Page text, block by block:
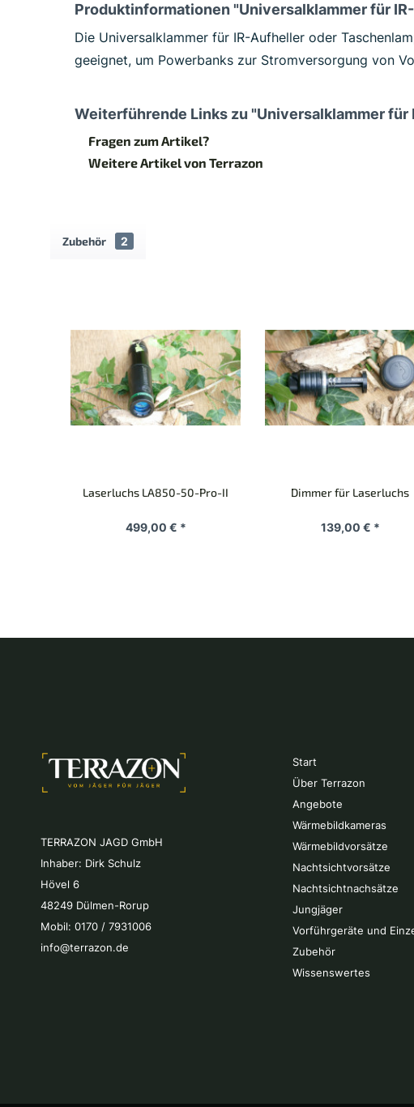
Produktinformationen "Universalklammer für
Die Universalklammer für IR-Aufheller oder
geeignet, um Powerbanks zur Stromversorgung von
Weiterführende Links zu "Universalklammer für
Fragen zum Artikel?
Weitere Artikel von Terrazon
Zubehör 2
Laserluchs LA850-50-Pro-II
499,00 € *
Dimmer für Laserluchs
139,00 € *
TERRAZON JAGD GmbH
Inhaber: Dirk Schulz
Hövel 6
48249 Dülmen-Rorup
Mobil: 0170 / 7931006
info@terrazon.de
Start
Über Terrazon
Angebote
Wärmebildkameras
Wärmebildvorsätze
Nachtsichtvorsätze
Nachtsichtnachsätze
Jungjäger
Vorführgeräte und
Zubehör
Wissenswertes